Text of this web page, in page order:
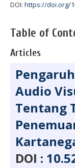
DOI: https://doi.org/
Table of
Articles
Audio
Tentang
DOI :